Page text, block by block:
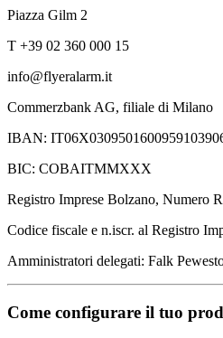
Piazza Gilm 2
T +39 02 360 000 15
info@flyeralarm.it
Commerzbank AG, filiale di Milano
IBAN:
BIC: COBAITMMXXX
Registro Imprese Bolzano, Numero
Codice fiscale e n.iscr. al Registro
Amministratori delegati: Falk
Come configurare il tuo